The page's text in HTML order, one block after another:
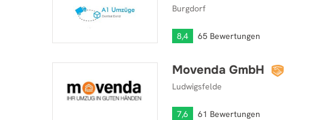
Burgdorf
8,4 65 Bewertungen
Movenda GmbH
Ludwigsfelde
7,6 61 Bewertungen